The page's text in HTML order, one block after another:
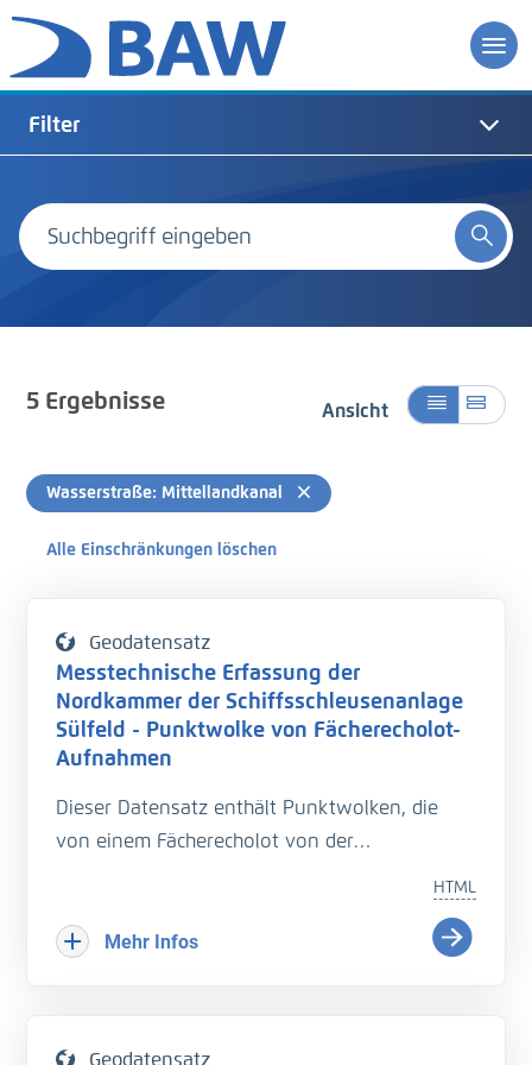
Filter
5Ergebnisse Ansicht
Wasserstraße: Mittellandkanal
Alle Einschränkungen löschen
Geodatensatz
Messtechnische Erfassung der
Nordkammer der Schiffsschleusenanlage
Sülfeld - Punktwolke von Fächerecholot-
Aufnahmen
Dieser Datensatz enthält Punktwolken, die
von einem Fächerecholot von der
namens "Hydromapper", bestehend aus einem
HTML
Mehr Infos
Geodatensatz